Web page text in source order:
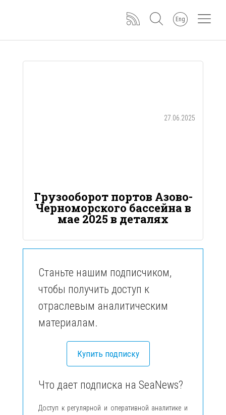
Eng
27.06.2025
Грузооборот портов Азово-
Черноморского бассейна в
мае 2025 в деталях
Станьте нашим подписчиком,
чтобы получить доступ к
отраслевым аналитическим
материалам.
Купить подписку
Что дает подписка на SeaNews?
Доступ к регулярной и оперативной аналитике и